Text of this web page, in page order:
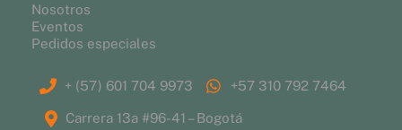
Nosotros
Eventos
Pedidos especiales
+ (57) 601 704 9973 +57 310 792 7464
Carrera 13a #96-41 – Bogotá